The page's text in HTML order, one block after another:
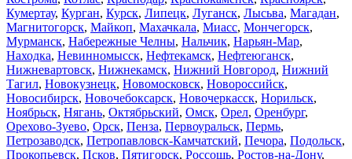
Кумертау, Курган, Курск, Липецк, Луганск, Лысьва, Магадан,
Магнитогорск, Майкоп, Махачкала, Миасс, Мончегорск,
Мурманск, Набережные Челны, Нальчик, Нарьян-Мар,
Находка, Невинномысск, Нефтекамск, Нефтеюганск,
Нижневартовск, Нижнекамск, Нижний Новгород, Нижний
Тагил, Новокузнецк, Новомосковск, Новороссийск,
Новосибирск, Новочебоксарск, Новочеркасск, Норильск,
Ноябрьск, Нягань, Октябрьский, Омск, Орел, Оренбург,
Орехово-Зуево, Орск, Пенза, Первоуральск, Пермь,
Петрозаводск, Петропавловск-Камчатский, Печора, Подольск,
Прокопьевск, Псков, Пятигорск, Россошь, Ростов-на-Дону,